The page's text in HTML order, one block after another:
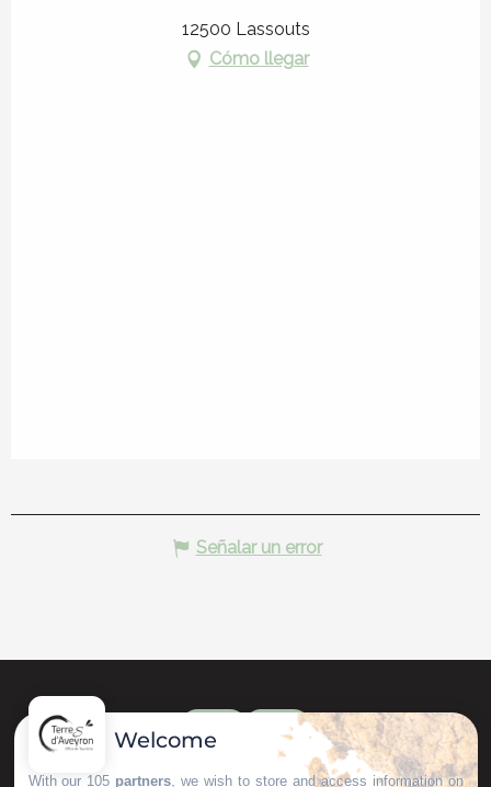
12500 Lassouts
Cómo llegar
Señalar un error
Welcome
With our 105 partners , we wish to store and access information on